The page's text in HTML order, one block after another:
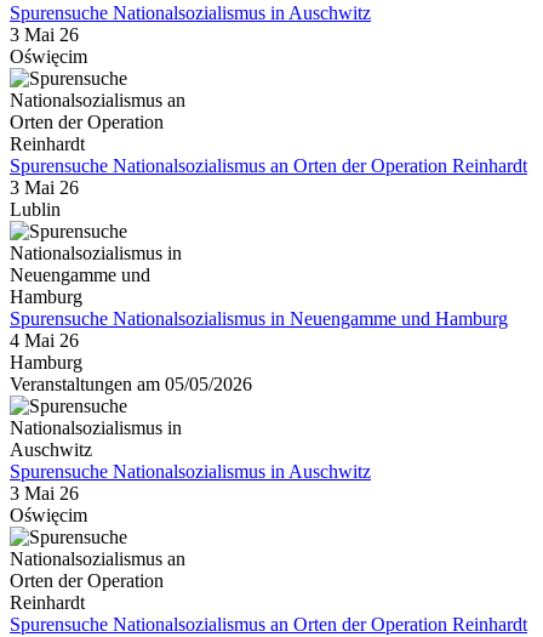
Spurensuche Nationalsozialismus in Auschwitz
3 Mai 26
Oświęcim
Spurensuche Nationalsozialismus an Orten der Operation Reinhardt
3 Mai 26
Lublin
Spurensuche Nationalsozialismus in Neuengamme und Hamburg
4 Mai 26
Hamburg
Veranstaltungen am 05/05/2026
Spurensuche Nationalsozialismus in Auschwitz
3 Mai 26
Oświęcim
Spurensuche Nationalsozialismus an Orten der Operation Reinhardt